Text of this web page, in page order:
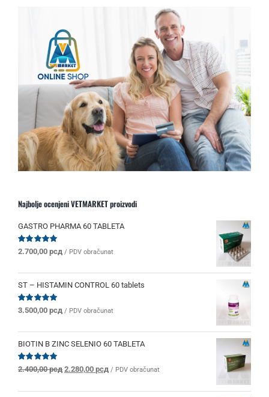
Najbolje ocenjeni VETMARKET proizvodi
GASTRO PHARMA 60 TABLETA
Ocenjeno
od 5
2.700,00 рсд / PDV obračunat
ST – HISTAMIN CONTROL 60 tablets
Ocenjeno
od 5
3.500,00 рсд / PDV obračunat
BIOTIN B ZINC SELENIO 60 TABLETA
Ocenjeno
od 5
2.400,00рсд Originalna
je
2.280,00 рсдTrenutna
je:
/ PDV obračunat